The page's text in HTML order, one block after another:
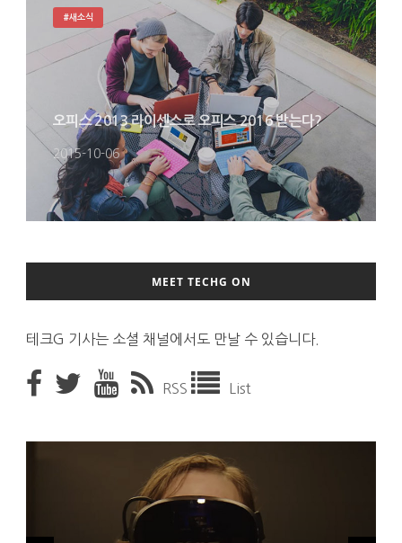
오피스 2013 라이센스로 오피스 2016 받는다?
2015-10-06
#새소식
MEET TECHG ON
테크G 기사는 소셜 채널에서도 만날 수 있습니다.
RSS List